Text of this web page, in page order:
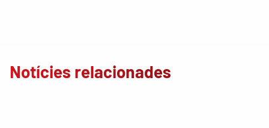
Notícies relacionades